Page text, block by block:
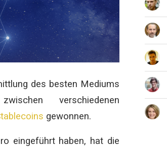
des besten Mediums
verschiedenen
gewonnen.
eingeführt haben, hat die